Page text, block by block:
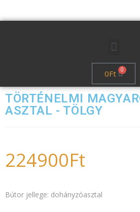
0Ft
TÖRTÉNELMI
ASZTAL - TÖLGY
224900Ft
Bútor jellege: dohányzóasztal